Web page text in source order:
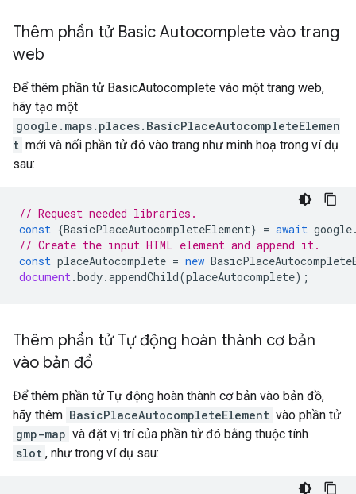
Thêm phần tử Basic Autocomplete vào trang
web
Để thêm phần tử BasicAutocomplete vào một trang web,
hãy tạo một
google.maps.places.BasicPlaceAutocompleteElemen
t mới và nối phần tử đó vào trang như minh hoạ trong ví dụ
sau:
// Request needed libraries.
const {BasicPlaceAutocompleteElement} = await google
// Create the input HTML element and append it.
const placeAutocomplete = new
document.body.appendChild(placeAutocomplete);
Thêm phần tử Tự động hoàn thành cơ bản
vào bản đồ
Để thêm phần tử Tự động hoàn thành cơ bản vào bản đồ,
hãy thêm BasicPlaceAutocompleteElement vào phần tử
gmp-map và đặt vị trí của phần tử đó bằng thuộc tính
slot , như trong ví dụ sau: